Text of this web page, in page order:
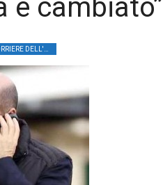
è cambiato”